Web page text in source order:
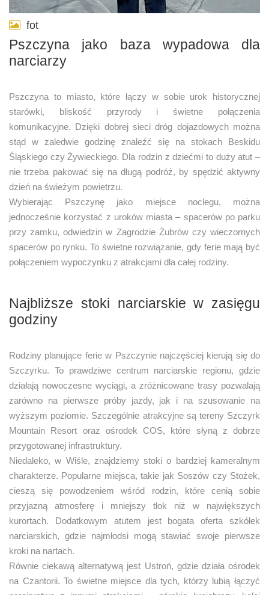
fot
Pszczyna jako baza wypadowa dla
narciarzy
Pszczyna to miasto, które łączy w sobie urok historycznej
starówki, bliskość przyrody i świetne połączenia
komunikacyjne. Dzięki dobrej sieci dróg dojazdowych można
stąd w zaledwie godzinę znaleźć się na stokach Beskidu
Śląskiego czy Żywieckiego. Dla rodzin z dziećmi to duży atut –
nie trzeba pakować się na długą podróż, by spędzić aktywny
dzień na świeżym powietrzu.
Wybierając Pszczynę jako miejsce noclegu, można
jednocześnie korzystać z uroków miasta – spacerów po parku
przy zamku, odwiedzin w Zagrodzie Żubrów czy wieczornych
spacerów po rynku. To świetne rozwiązanie, gdy ferie mają być
połączeniem wypoczynku z atrakcjami dla całej rodziny.
Najbliższe stoki narciarskie w zasięgu
godziny
Rodziny planujące ferie w Pszczynie najczęściej kierują się do
Szczyrku. To prawdziwe centrum narciarskie regionu, gdzie
działają nowoczesne wyciągi, a zróżnicowane trasy pozwalają
zarówno na pierwsze próby jazdy, jak i na szusowanie na
wyższym poziomie. Szczególnie atrakcyjne są tereny Szczyrk
Mountain Resort oraz ośrodek COS, które słyną z dobrze
przygotowanej infrastruktury.
Niedaleko, w Wiśle, znajdziemy stoki o bardziej kameralnym
charakterze. Popularne miejsca, takie jak Soszów czy Stożek,
cieszą się powodzeniem wśród rodzin, które cenią sobie
przyjazną atmosferę i mniejszy tłok niż w największych
kurortach. Dodatkowym atutem jest bogata oferta szkółek
narciarskich, gdzie najmłodsi mogą stawiać swoje pierwsze
kroki na nartach.
Równie ciekawą alternatywą jest Ustroń, gdzie działa ośrodek
na Czantorii. To świetne miejsce dla tych, którzy lubią łączyć